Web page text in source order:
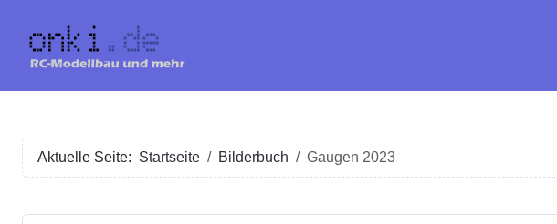
Aktuelle Seite: Startseite Bilderbuch Gaugen 2023